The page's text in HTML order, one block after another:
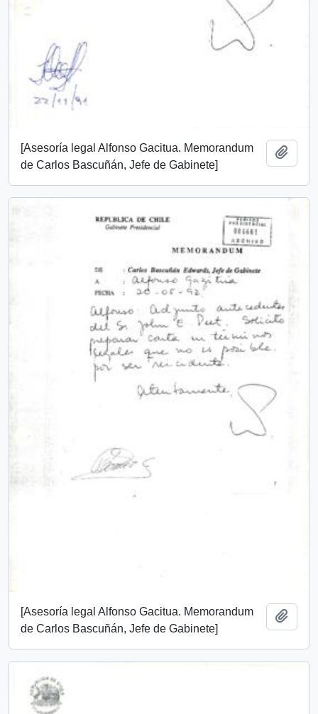
[Asesoría legal Alfonso Gacitua. Memorandum
de Carlos Bascuñán, Jefe de Gabinete]
[Asesoría legal Alfonso Gacitua. Memorandum
de Carlos Bascuñán, Jefe de Gabinete]